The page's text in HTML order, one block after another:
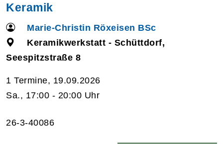
Keramik
Marie-Christin Röxeisen BSc
Keramikwerkstatt - Schüttdorf,
Seespitzstraße 8
1 Termine, 19.09.2026
Sa., 17:00 - 20:00 Uhr
26-3-40086